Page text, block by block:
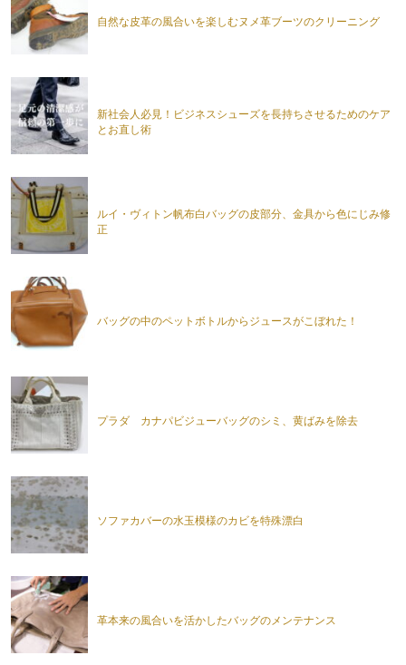
自然な皮革の風合いを楽しむヌメ革ブーツのクリーニング
新社会人必見！ビジネスシューズを長持ちさせるためのケア
とお直し術
ルイ・ヴィトン帆布白バッグの皮部分、金具から色にじみ修
正
バッグの中のペットボトルからジュースがこぼれた！
プラダ カナパビジューバッグのシミ、黄ばみを除去
ソファカバーの水玉模様のカビを特殊漂白
革本来の風合いを活かしたバッグのメンテナンス